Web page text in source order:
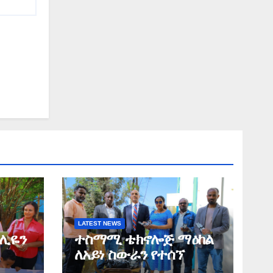
LATEST NEWS
ተስማሚ ቴክኖሎጅ ማዕከል
ለአይነ ስውራን የተሰኘ